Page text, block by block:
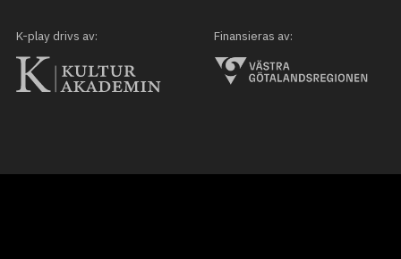
Mina favoriter
K-play drivs av: Finansieras av: